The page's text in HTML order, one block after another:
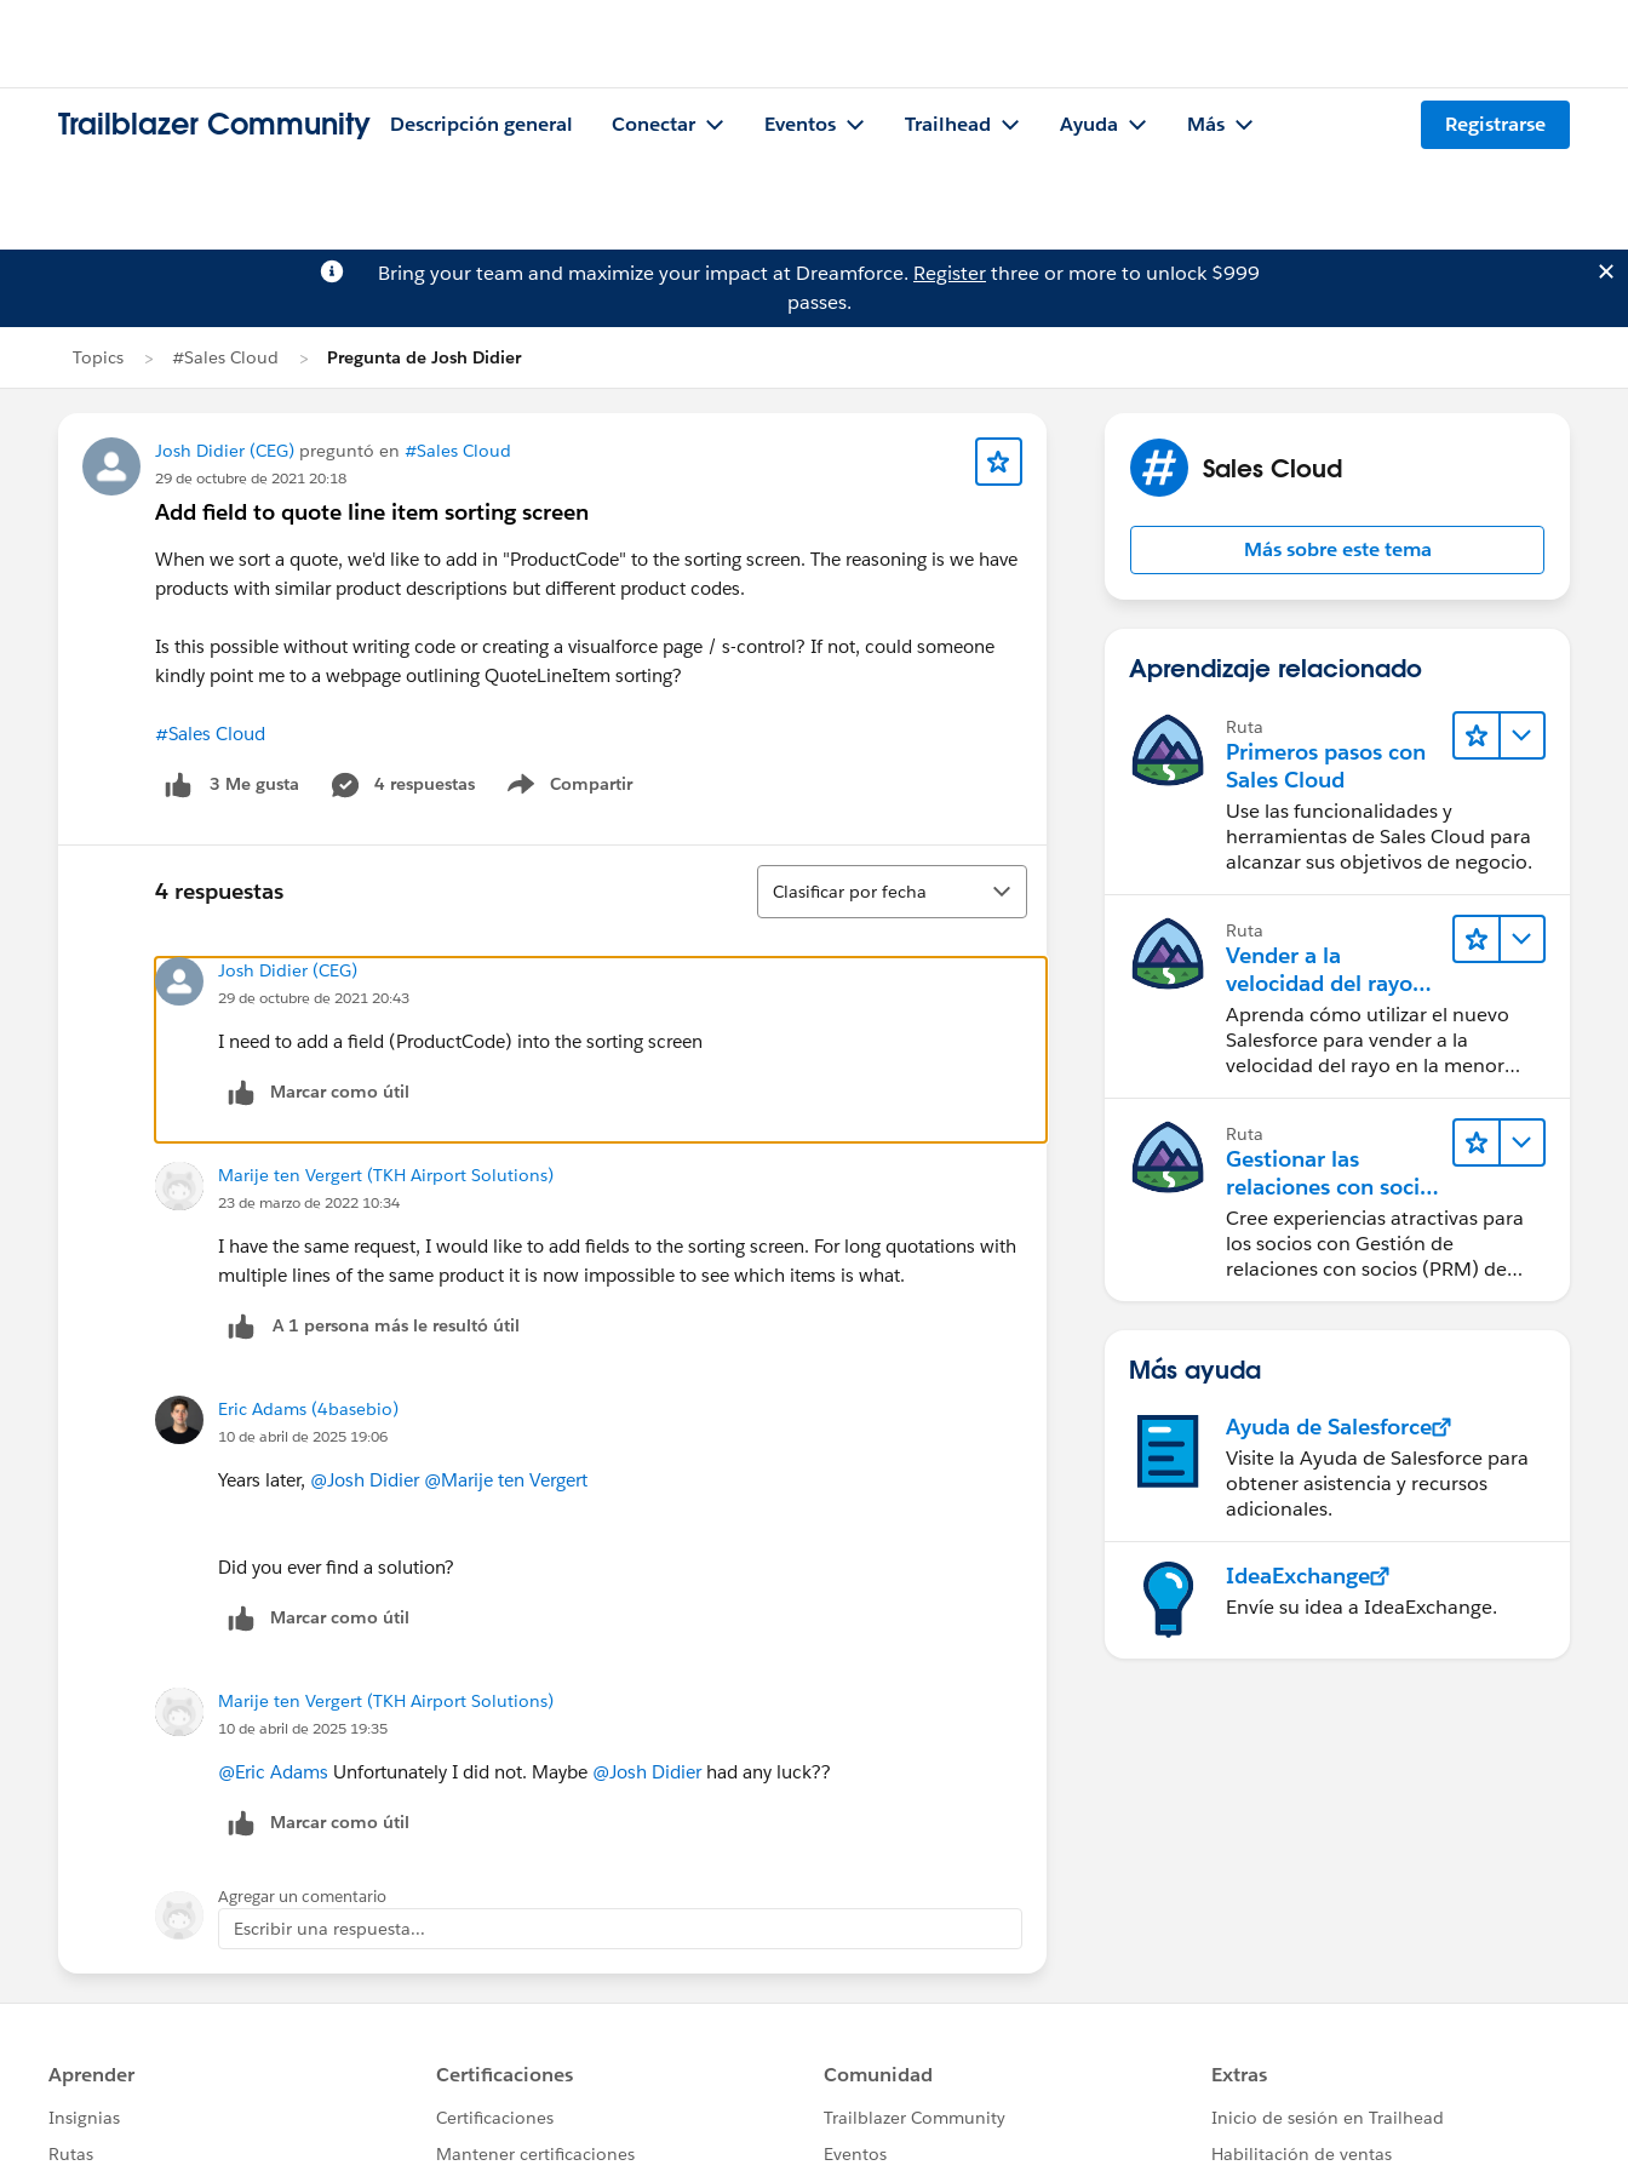
Trailblazer Community Descripción general Conectar Eventos Trailhead Ayuda Más Registrarse
Bring your team and maximize your impact at Dreamforce. Registerthree or more to unlock $999
passes.
Topics #Sales Cloud Pregunta de Josh Didier
Josh Didier (CEG) preguntó en #Sales Cloud
29 de octubre de 2021 20:18
Add field to quote line item sorting screen
When we sort a quote, we'd like to add in "ProductCode" to the sorting screen. The reasoning is we have
products with similar product descriptions but different product codes.
Is this possible without writing code or creating a visualforce page / s-control? If not, could someone
kindly point me to a webpage outlining QuoteLineItem sorting?
#Sales Cloud
3 Me gusta 4 respuestas Compartir
Show menu
4 respuestas
Ordenar
Clasificar por fecha
Josh Didier (CEG)
29 de octubre de 2021 20:43
I need to add a field (ProductCode) into the sorting screen
Marcar como útil
Marije ten Vergert (TKH Airport Solutions)
23 de marzo de 2022 10:34
I have the same request, I would like to add fields to the sorting screen. For long quotations with
multiple lines of the same product it is now impossible to see which items is what.
A 1 persona más le resultó útil
Eric Adams (4basebio)
10 de abril de 2025 19:06
Years later, @Josh Didier @Marije ten Vergert
Did you ever find a solution?
Marcar como útil
Marije ten Vergert (TKH Airport Solutions)
10 de abril de 2025 19:35
@Eric Adams Unfortunately I did not. Maybe @Josh Didierhad any luck??
Marcar como útil
Agregar un comentario
Escribir una respuesta...
Sales Cloud
Más sobre este tema
Aprendizaje relacionado
Ruta
Primeros pasos con
Sales Cloud
Use las funcionalidades y
herramientas de Sales Cloud para
alcanzar sus objetivos de negocio.
Ruta
Vender a la
velocidad del rayo
con Sales Cloud
Aprenda cómo utilizar el nuevo
Salesforce para vender a la
velocidad del rayo en la menor
Ruta
Gestionar las
relaciones con socios
con PRM de Sales
Cloud
Cree experiencias atractivas para
los socios con Gestión de
relaciones con socios (PRM) de
Más ayuda
Ayuda de Salesforce
Visite la Ayuda de Salesforce para
obtener asistencia y recursos
adicionales.
IdeaExchange
Envíe su idea a IdeaExchange.